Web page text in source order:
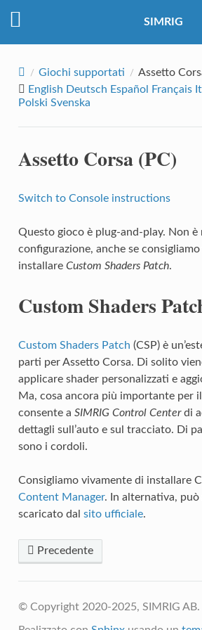
SIMRIG
Giochi supportati
Assetto
English Deutsch Español Français
Polski Svenska
Assetto Corsa (PC)
Switch to Console instructions
Questo gioco è plug-and-play. Non è
configurazione, anche se
installare Custom Shaders Patch.
Custom Shaders
Custom Shaders Patch (CSP) è
parti per Assetto Corsa. Di solito
applicare shader personalizzati e
Ma, cosa ancora più importante per
consente a SIMRIG Control Centerdi
dettagli sull’auto e sul tracciato. Di
sono i cordoli.
Consigliamo vivamente di installare
Content Manager. In alternativa, può
scaricato dal sito ufficiale.
Precedente
© Copyright 2020-2025, SIMRIG AB.